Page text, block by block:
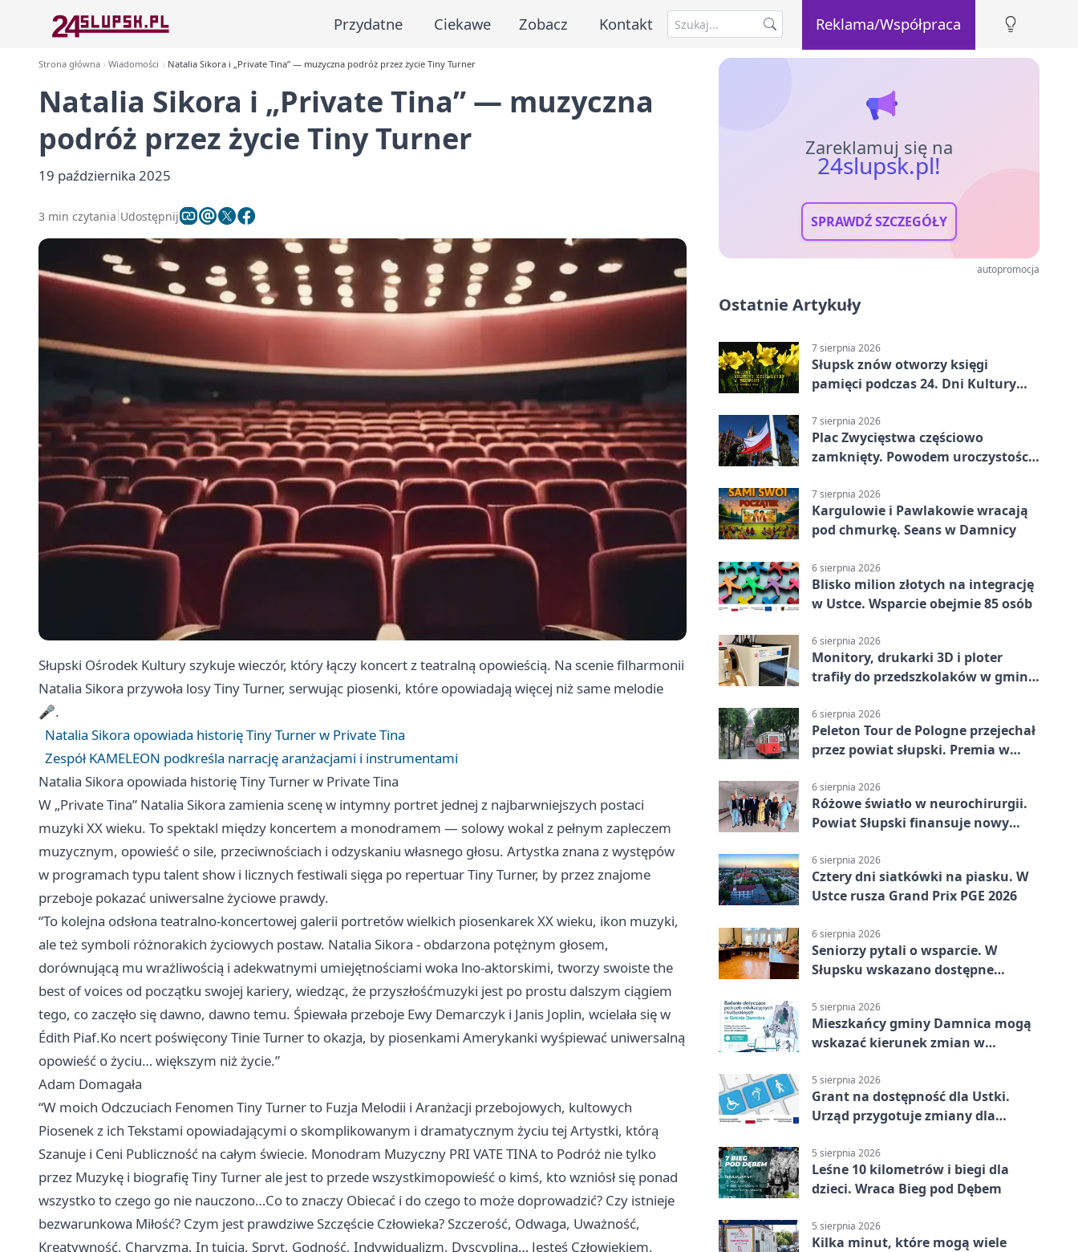
Przydatne Ciekawe Zobacz Kontakt Reklama/Współpraca
Strona główna Wiadomości Natalia Sikora i „Private Tina” — muzyczna podróż przez życie Tiny Turner
Natalia Sikora i „Private Tina” — muzyczna
podróż przez życie Tiny Turner
19 października 2025
3 min czytania Udostępnij
Słupski Ośrodek Kultury szykuje wieczór, który łączy koncert z teatralną opowieścią. Na scenie filharmonii
Natalia Sikora przywoła losy Tiny Turner, serwując piosenki, które opowiadają więcej niż same melodie
🎤.
Natalia Sikora opowiada historię Tiny Turner w Private Tina
Zespół KAMELEON podkreśla narrację aranżacjami i instrumentami
Natalia Sikora opowiada historię Tiny Turner w Private Tina
W „Private Tina” Natalia Sikora zamienia scenę w intymny portret jednej z najbarwniejszych postaci
muzyki XX wieku. To spektakl między koncertem a monodramem — solowy wokal z pełnym zapleczem
muzycznym, opowieść o sile, przeciwnościach i odzyskaniu własnego głosu. Artystka znana z występów
w programach typu talent show i licznych festiwali sięga po repertuar Tiny Turner, by przez znajome
przeboje pokazać uniwersalne życiowe prawdy.
“To kolejna odsłona teatralno-koncertowej galerii portretów wielkich piosenkarek XX wieku, ikon muzyki,
ale też symboli różnorakich życiowych postaw. Natalia Sikora - obdarzona potężnym głosem,
dorównującą mu wrażliwością i adekwatnymi umiejętnościami woka lno-aktorskimi, tworzy swoiste the
best of voices od początku swojej kariery, wiedząc, że przyszłośćmuzyki jest po prostu dalszym ciągiem
tego, co zaczęło się dawno, dawno temu. Śpiewała przeboje Ewy Demarczyk i Janis Joplin, wcielała się w
Édith Piaf.Ko ncert poświęcony Tinie Turner to okazja, by piosenkami Amerykanki wyśpiewać uniwersalną
opowieść o życiu… większym niż życie.”
Adam Domagała
“W moich Odczuciach Fenomen Tiny Turner to Fuzja Melodii i Aranżacji przebojowych, kultowych
Piosenek z ich Tekstami opowiadającymi o skomplikowanym i dramatycznym życiu tej Artystki, którą
Szanuje i Ceni Publiczność na całym świecie. Monodram Muzyczny PRI VATE TINA to Podróż nie tylko
przez Muzykę i biografię Tiny Turner ale jest to przede wszystkimopowieść o kimś, kto wzniósł się ponad
wszystko to czego go nie nauczono…Co to znaczy Obiecać i do czego to może doprowadzić? Czy istnieje
bezwarunkowa Miłość? Czym jest prawdziwe Szczęście Człowieka? Szczerość, Odwaga, Uważność,
Kreatywność, Charyzma, In tuicja, Spryt, Godność, Indywidualizm, Dyscyplina… Jesteś Człowiekiem,
Zareklamuj się na
24slupsk.pl!
SPRAWDŹ SZCZEGÓŁY
autopromocja
Ostatnie Artykuły
7 sierpnia 2026
Słupsk znów otworzy księgi
pamięci podczas 24. Dni Kultury
7 sierpnia 2026
Plac Zwycięstwa częściowo
zamknięty. Powodem uroczystości
7 sierpnia 2026
Kargulowie i Pawlakowie wracają
pod chmurkę. Seans w Damnicy
6 sierpnia 2026
Blisko milion złotych na integrację
w Ustce. Wsparcie obejmie 85 osób
6 sierpnia 2026
Monitory, drukarki 3D i ploter
trafiły do przedszkolaków w gminie
6 sierpnia 2026
Peleton Tour de Pologne przejechał
przez powiat słupski. Premia w
6 sierpnia 2026
Różowe światło w neurochirurgii.
Powiat Słupski finansuje nowy
6 sierpnia 2026
Cztery dni siatkówki na piasku. W
Ustce rusza Grand Prix PGE 2026
6 sierpnia 2026
Seniorzy pytali o wsparcie. W
Słupsku wskazano dostępne
5 sierpnia 2026
Mieszkańcy gminy Damnica mogą
wskazać kierunek zmian w
5 sierpnia 2026
Grant na dostępność dla Ustki.
Urząd przygotuje zmiany dla
5 sierpnia 2026
Leśne 10 kilometrów i biegi dla
dzieci. Wraca Bieg pod Dębem
5 sierpnia 2026
Kilka minut, które mogą wiele